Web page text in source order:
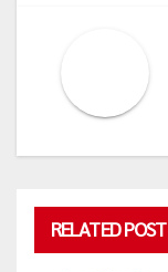
RELATED POST